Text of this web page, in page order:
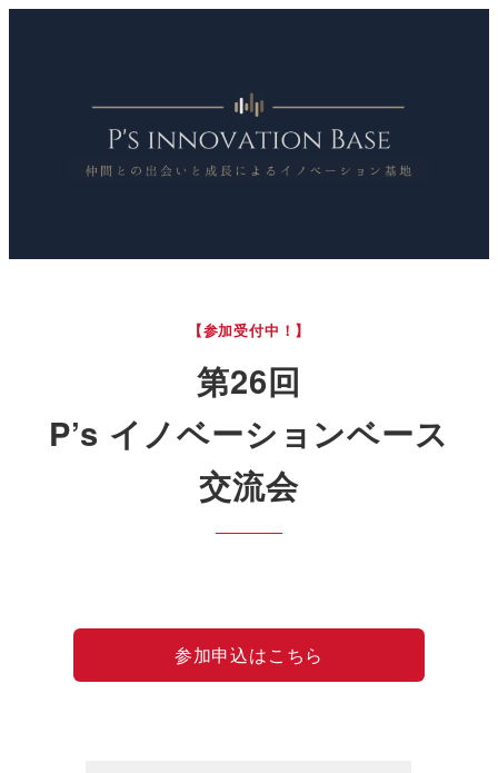
【参加受付中！】
第26回
P’s イノベーションベース
交流会
参加申込はこちら